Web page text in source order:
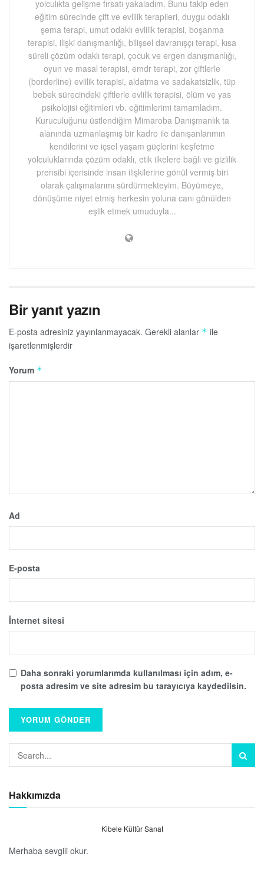
yolculıkta gelişme fırsatı yakaladım. Bunu takip eden
eğitim sürecinde çift ve evlilik terapileri, duygu odaklı
şema terapi, umut odaklı evlilik terapisi, boşanma
terapisi, ilişki danışmanlığı, bilişsel davranışçı terapi, kısa
süreli çözüm odaklı terapi, çocuk ve ergen danışmanlığı,
oyun ve masal terapisi, emdr terapi, zor çiftlerle
(borderline) evlilik terapisi, aldatma ve sadakatsizlik, tüp
bebek sürecindeki çiftlerle evlilik terapisi, ölüm ve yas
psikolojisi eğitimleri vb. eğitimlerimi tamamladım.
Kuruculuğunu üstlendiğim Mimaroba Danışmanlık ta
alanında uzmanlaşmış bir kadro ile danışanlarımın
kendilerini ve içsel yaşam güçlerini keşfetme
yolculuklarında çözüm odaklı, etik ilkelere bağlı ve gizlilik
prensibi içerisinde insan ilişkilerine gönül vermiş biri
olarak çalışmalarımı sürdürmekteyim. Büyümeye,
dönüşüme niyet etmiş herkesin yoluna canı gönülden
eşlik etmek umuduyla...
Bir yanıt yazın
E-posta adresiniz yayınlanmayacak. Gerekli alanlar * ile
işaretlenmişlerdir
Yorum *
Ad
E-posta
İnternet sitesi
Daha sonraki yorumlarımda kullanılması için adım, e-
posta adresim ve site adresim bu tarayıcıya kaydedilsin.
Hakkımızda
Kibele Kültür Sanat
Merhaba sevgili okur.